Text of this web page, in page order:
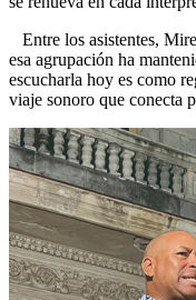
Entre los asistentes,
esa agrupación ha
escucharla hoy es como
viaje sonoro que conecta